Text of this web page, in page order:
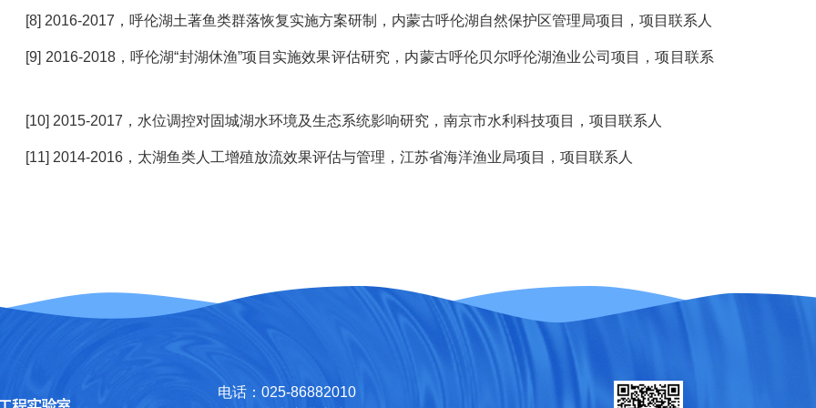
2016-2017，呼伦湖土著鱼类群落恢复实施方案研制，内蒙古呼伦湖自然保护区管理局项目，项目联系人
2016-2018，呼伦湖“封湖休渔”项目实施效果评估研究，内蒙古呼伦贝尔呼伦湖渔业公司项目，项目联系
2015-2017，水位调控对固城湖水环境及生态系统影响研究，南京市水利科技项目，项目联系人
2014-2016，太湖鱼类人工增殖放流效果评估与管理，江苏省海洋渔业局项目，项目联系人
电话：025-86882010